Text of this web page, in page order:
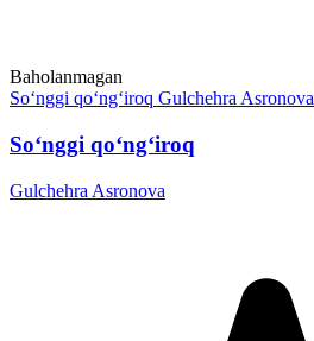
Baholanmagan
So‘nggi qo‘ng‘iroq Gulchehra Asronova
So‘nggi qo‘ng‘iroq
Gulchehra Asronova